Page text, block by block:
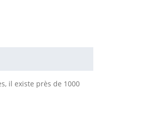
il existe près de 1000